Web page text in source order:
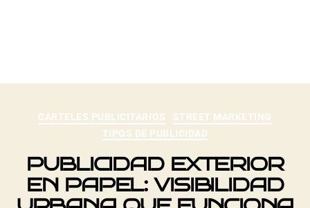
CARTELES PUBLICITARIOS
STREET MARKETING
TIPOS DE PUBLICIDAD
PUBLICIDAD EXTERIOR
EN PAPEL: VISIBILIDAD